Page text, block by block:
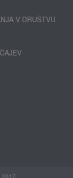
V DRUŠTVU